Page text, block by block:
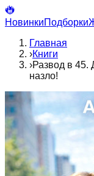
НовинкиПодборки
Главная
›Книги
›Развод в 45.
назло!